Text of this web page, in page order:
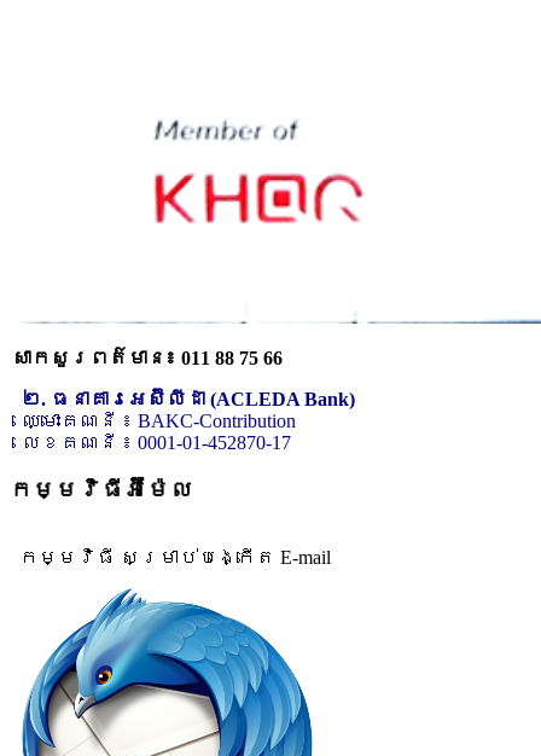
សាកសួរពត៌មាន៖ 011 88 75 66
២. ធនាគារអេស៊ីលីដា (ACLEDA Bank)
ឈ្មោះគណនី ៖ BAKC-Contribution
លេខគណនី ៖ 0001-01-452870-17
កម្មវិធីអ៊ីម៉ែល
កម្មវិធី សម្រាប់បង្កើត E-mail